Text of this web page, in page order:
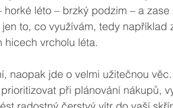
horké léto – brzký podzim – a
to, co využívám, tedy například
hicech vrcholu léta.
naopak jde o velmi užitečnou
při plánování nákupů,